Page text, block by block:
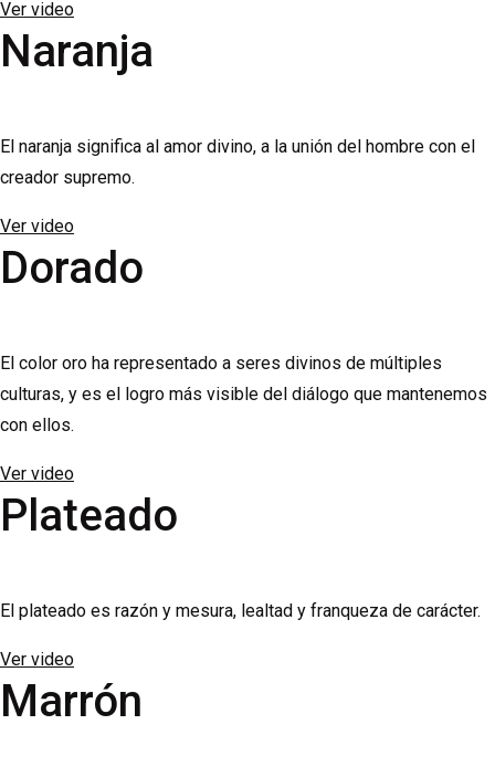
Ver video
Naranja
El naranja significa al amor divino, a la unión del hombre con el
creador supremo.
Ver video
Dorado
El color oro ha representado a seres divinos de múltiples
culturas, y es el logro más visible del diálogo que mantenemos
con ellos.
Ver video
Plateado
El plateado es razón y mesura, lealtad y franqueza de carácter.
Ver video
Marrón